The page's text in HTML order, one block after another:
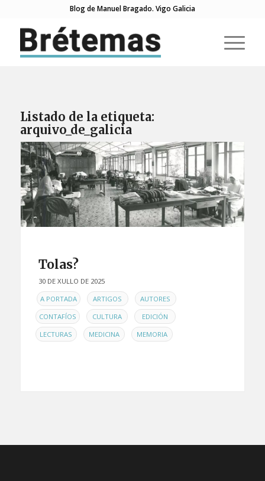
Blog de Manuel Bragado. Vigo Galicia
Listado de la etiqueta:
arquivo_de_galicia
Tolas?
30 DE XULLO DE 2025
ENA PORTADA , ARTIGOS , AUTORES ,
CONTAFÍOS , CULTURA , EDICIÓN ,
LECTURAS , MEDICINA , MEMORIA